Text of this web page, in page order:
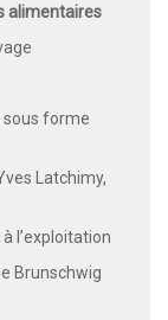
alimentaires
sous forme
Latchimy,
l’exploitation
Brunschwig